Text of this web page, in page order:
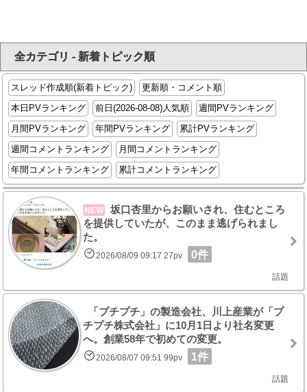
全カテゴリ - 新着トピック順
スレッド作成順(新着トピック)
更新順・コメント順
本日PVランキング
前日(2026-08-08)人気順
週間PVランキング
月間PVランキング
年間PVランキング
累計PVランキング
週間コメントランキング
月間コメントランキング
年間コメントランキング
累計コメントランキング
NEW
坂口杏里からお願いされ、住むところ
を提供していたが、このまま逃げられまし
た。
2026/08/09 09:17 27pv 0件
話題
「プチプチ」の製造会社、川上産業が「プ
チプチ株式会社」に10月1日より社名変更
へ。創業58年で初めての変更。
2026/08/07 09:51 99pv 1件
話題